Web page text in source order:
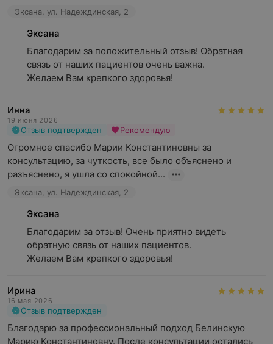
Эксана, ул. Надеждинская, 2
Эксана
Благодарим за положительный отзыв! Обратная
связь от наших пациентов очень важна.
Желаем Вам крепкого здоровья!
Инна
19 июня 2026
Отзыв подтвержден Рекомендую
Огромное спасибо Марии Константиновны за
консультацию, за чуткость, все было объяснено и
разъяснено, я ушла со спокойной...
Эксана, ул. Надеждинская, 2
Эксана
Благодарим за отзыв! Очень приятно видеть
обратную связь от наших пациентов.
Желаем Вам крепкого здоровья!
Ирина
16 мая 2026
Отзыв подтвержден
Благодарю за профессиональный подход Белинскую
Марию Константиновну. После консультации остались